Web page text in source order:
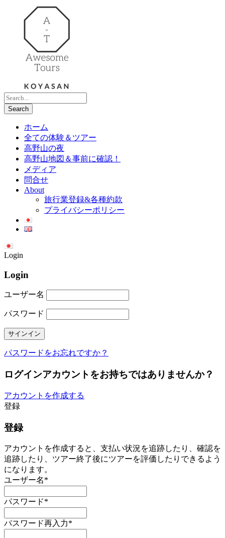
ホーム
全ての体験＆ツアー
高野山の夜
高野山地図＆事前に確認！
メディア
問合せ
About
旅行業登録&各種約款
プライバシーポリシー
Login
Login
ユーザー名
パスワード
パスワードをお忘れですか？
ログインアカウントをお持ちではありませんか？
アカウントを作成する
登録
登録
アカウントを作成すると、支払い状況を追跡したり、確認を
追跡したり、ツアー終了後にツアーを評価したりできるよう
になります。
ユーザー名*
パスワード*
パスワード再入力*